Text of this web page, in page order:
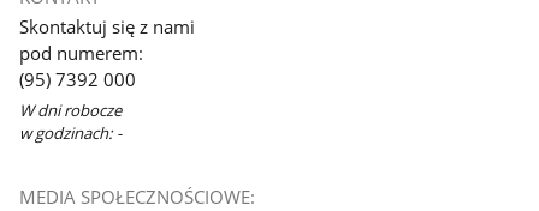
Skontaktuj się z nami
pod numerem:
(95) 7392 000
W dni robocze
w godzinach: -
MEDIA SPOŁECZNOŚCIOWE: